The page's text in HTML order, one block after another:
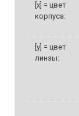
[x] = цвет
корпуса:
[y] = цвет
линзы: